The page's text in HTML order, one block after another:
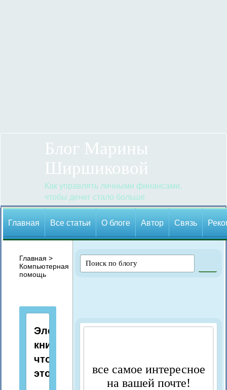
Блог Марины
Ширшиковой
Как управлять личными финансами,
чтобы денег стало больше
Главная Все статьи О блоге Автор Cвязь
Главная >
Компьютерная
помощь
Электронная
книга:
что
это?
все самое интересное
на вашей почте!